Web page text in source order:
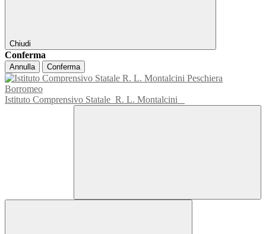
Chiudi
Conferma
Annulla Conferma
Istituto Comprensivo Statale R. L. Montalcini